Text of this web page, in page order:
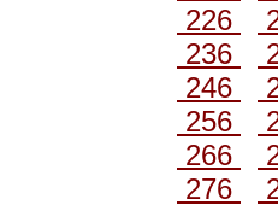
226
236
246
256
266
276